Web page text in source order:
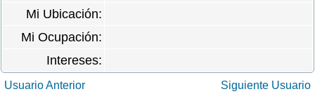
Mi Ubicación:
Mi Ocupación:
Intereses:
Usuario Anterior Siguiente Usuario